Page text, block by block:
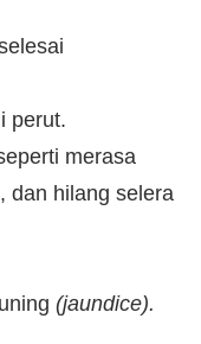
perut.
merasa
dan hilang selera
(jaundice).